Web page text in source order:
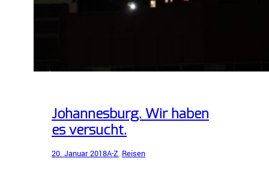
Johannesburg. Wir haben
es versucht.
20. Januar 2018A-Z, Reisen